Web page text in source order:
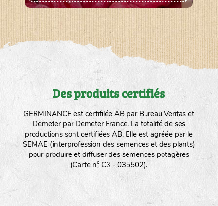
Des produits certifiés
GERMINANCE est certifilée AB par Bureau Veritas et
Demeter par Demeter France. La totalité de ses
productions sont certifiées AB. Elle est agréée par le
SEMAE (interprofession des semences et des plants)
pour produire et diffuser des semences potagères
(Carte n° C3 - 035502).